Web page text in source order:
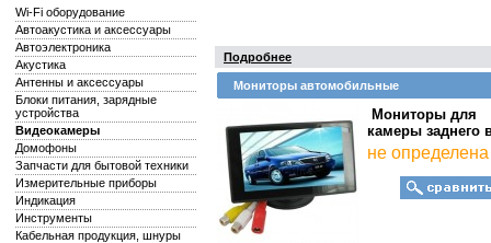
Wi-Fi оборудование
Автоакустика и аксессуары
Автоэлектроника
Акустика
Антенны и аксессуары
Блоки питания, зарядные
устройства
Видеокамеры
Домофоны
Запчасти для бытовой техники
Измерительные приборы
Индикация
Инструменты
Кабельная продукция, шнуры
Подробнее
Мониторы автомобильные
Мониторы для
камеры заднего
не определена